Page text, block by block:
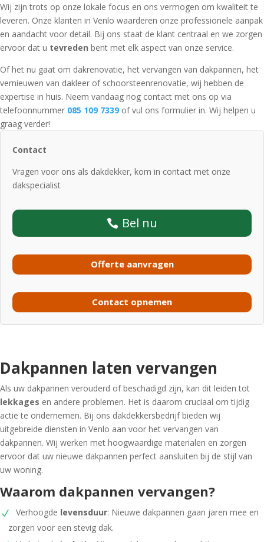
Wij zijn trots op onze lokale focus en ons vermogen om kwaliteit te
leveren. Onze klanten in Venlo waarderen onze professionele aanpak
en aandacht voor detail. Bij ons staat de klant centraal en we zorgen
ervoor dat u tevreden bent met elk aspect van onze service.
Of het nu gaat om dakrenovatie, het vervangen van dakpannen, het
vernieuwen van dakleer of schoorsteenrenovatie, wij hebben de
expertise in huis. Neem vandaag nog contact met ons op via
telefoonnummer 085 109 7339 of vul ons formulier in. Wij helpen u
graag verder!
Contact
Vragen voor ons als dakdekker, kom in contact met onze
dakspecialist
Bel nu
Offerte aanvragen
Contact opnemen
Dakpannen laten vervangen
Als uw dakpannen verouderd of beschadigd zijn, kan dit leiden tot
lekkages en andere problemen. Het is daarom cruciaal om tijdig
actie te ondernemen. Bij ons dakdekkersbedrijf bieden wij
uitgebreide diensten in Venlo aan voor het vervangen van
dakpannen. Wij werken met hoogwaardige materialen en zorgen
ervoor dat uw nieuwe dakpannen perfect aansluiten bij de stijl van
uw woning.
Waarom dakpannen vervangen?
Verhoogde levensduur: Nieuwe dakpannen gaan jaren mee en
zorgen voor een stevig dak.